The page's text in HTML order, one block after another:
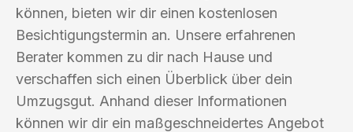
können, bieten wir dir einen kostenlosen
Besichtigungstermin an. Unsere erfahrenen
Berater kommen zu dir nach Hause und
verschaffen sich einen Überblick über dein
Umzugsgut. Anhand dieser Informationen
können wir dir ein maßgeschneidertes Angebot